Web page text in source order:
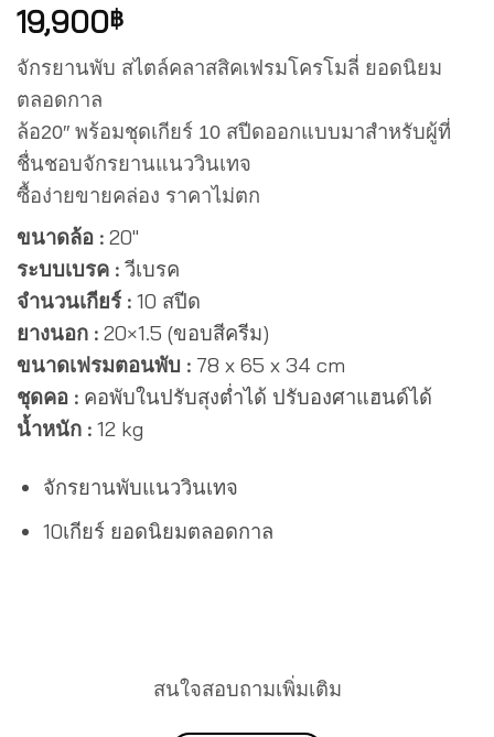
19,900฿
จักรยานพับ สไตล์คลาสสิคเฟรมโครโมลี่ ยอดนิยม
ตลอดกาล
ล้อ20″ พร้อมชุดเกียร์ 10 สปีดออกแบบมาสำหรับผู้ที่
ชื่นชอบจักรยานแนววินเทจ
ซื้อง่ายขายคล่อง ราคาไม่ตก
ขนาดล้อ : 20″
ระบบเบรค : วีเบรค
จำนวนเกียร์ : 10 สปีด
ยางนอก : 20×1.5 (ขอบสีครีม)
ขนาดเฟรมตอนพับ : 78 x 65 x 34 cm
ชุดคอ : คอพับในปรับสุงต่ำได้ ปรับองศาแฮนด์ได้
น้ำหนัก : 12 kg
จักรยานพับแนววินเทจ
10เกียร์ ยอดนิยมตลอดกาล
สนใจสอบถามเพิ่มเติม